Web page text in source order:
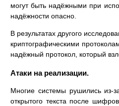
могут быть надёжными при
надёжности опасно.
В результатах другого
криптографическими
надёжный протокол, который
Атаки на реализации.
Многие системы рушились из-
открытого текста после